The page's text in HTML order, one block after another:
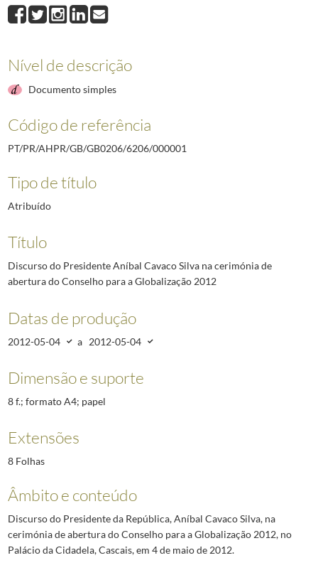
000008
Discurso do Presidente Aníbal Cavaco Silva por ocasião da
000011 Discurso do Presidente Aníbal Cavaco Silva na inauguração de
000033 Discurso do Presidente Aníbal Cavaco Silva na cerimónia de
Nível de descrição
Documento simples
Código de referência
PT/PR/AHPR/GB/GB0206/6206/000001
Tipo de título
Atribuído
Título
Discurso do Presidente Aníbal Cavaco Silva na cerimónia de
abertura do Conselho para a Globalização 2012
Datas de produção
2012-05-04 a 2012-05-04
Dimensão e suporte
8 f.; formato A4; papel
Extensões
8 Folhas
Âmbito e conteúdo
Discurso do Presidente da República, Aníbal Cavaco Silva, na
cerimónia de abertura do Conselho para a Globalização 2012, no
Palácio da Cidadela, Cascais, em 4 de maio de 2012.